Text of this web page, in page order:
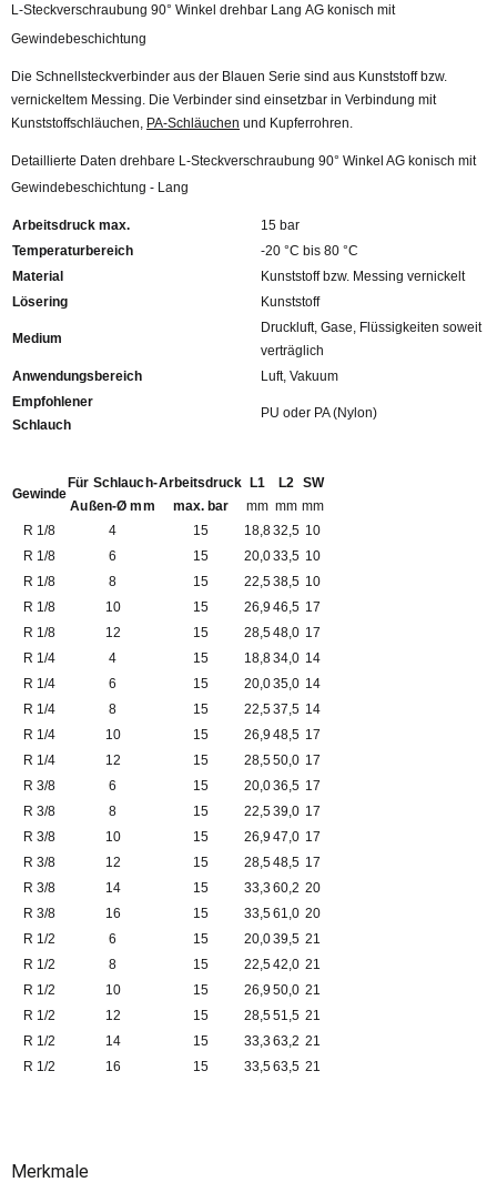
L-Steckverschraubung 90° Winkel drehbar Lang AG konisch mit
Gewindebeschichtung
Die Schnellsteckverbinder aus der Blauen Serie sind aus Kunststoff bzw.
vernickeltem Messing. Die Verbinder sind einsetzbar in Verbindung mit
Kunststoffschläuchen, PA-Schläuchen und Kupferrohren.
Detaillierte Daten drehbare L-Steckverschraubung 90° Winkel AG konisch mit
Gewindebeschichtung - Lang
Arbeitsdruck max.
15 bar
Temperaturbereich
-20 °C bis 80 °C
Material
Kunststoff bzw. Messing vernickelt
Lösering
Kunststoff
Medium
Druckluft, Gase, Flüssigkeiten soweit
verträglich
Anwendungsbereich
Luft, Vakuum
Empfohlener
Schlauch
PU oder PA (Nylon)
Gewinde
Für Schlauch-
Außen-Ø mm
Arbeitsdruck
max. bar
L1
mm
L2
mm
SW
mm
R 1/8
4 15 18,832,5 10
R 1/8
6 15 20,033,5 10
R 1/8
8 15 22,538,5 10
R 1/8
10 15 26,9 46,5 17
R 1/8
12 15 28,548,0 17
R 1/4
4 15 18,834,0 14
R 1/4
6 15 20,035,0 14
R 1/4
8 15 22,537,5 14
R 1/4
10 15 26,9 48,5 17
R 1/4
12 15 28,550,0 17
R 3/8
6 15 20,036,5 17
R 3/8
8 15 22,539,0 17
R 3/8
10 15 26,9 47,0 17
R 3/8
12 15 28,548,5 17
R 3/8
14 15 33,3 60,2 20
R 3/8
16 15 33,561,0 20
R 1/2
6 15 20,039,5 21
R 1/2
8 15 22,542,0 21
R 1/2
10 15 26,9 50,0 21
R 1/2
12 15 28,551,5 21
R 1/2
14 15 33,3 63,2 21
R 1/2
16 15 33,563,5 21
Merkmale